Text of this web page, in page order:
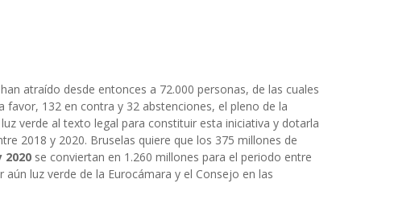
atraído desde entonces a 72.000 personas, de las cuales
132 en contra y 32 abstenciones, el pleno de la
verde al texto legal para constituir esta iniciativa y dotarla
2018 y 2020. Bruselas quiere que los 375 millones de
2020 se conviertan en 1.260 millones para el periodo entre
luz verde de la Eurocámara y el Consejo en las